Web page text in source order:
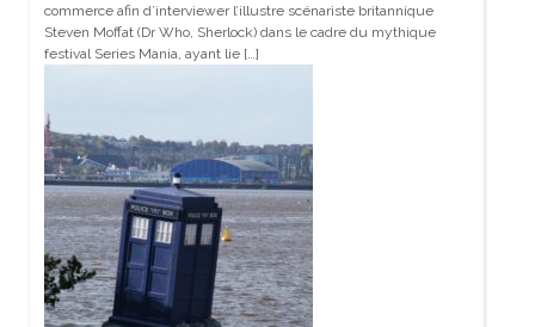
commerce afin d’interviewer l’illustre scénariste britannique
Steven Moffat (Dr Who, Sherlock) dans le cadre du mythique
festival Series Mania, ayant lie […]